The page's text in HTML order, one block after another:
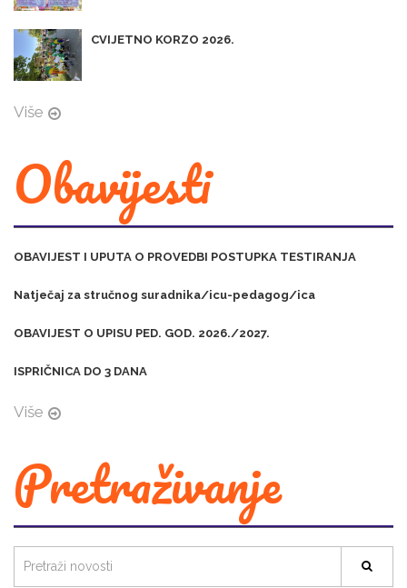
CVIJETNO KORZO 2026.
Više
Obavijesti
OBAVIJEST I UPUTA O PROVEDBI POSTUPKA TESTIRANJA
Natječaj za stručnog suradnika/icu-pedagog/ica
OBAVIJEST O UPISU PED. GOD. 2026./2027.
ISPRIČNICA DO 3 DANA
Više
Pretraživanje